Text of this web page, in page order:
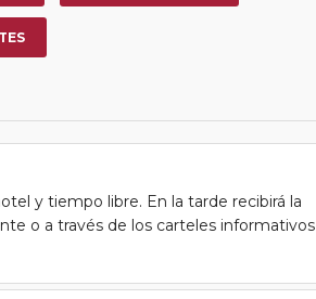
y tiempo libre. En la tarde recibirá la
o a través de los carteles informativos